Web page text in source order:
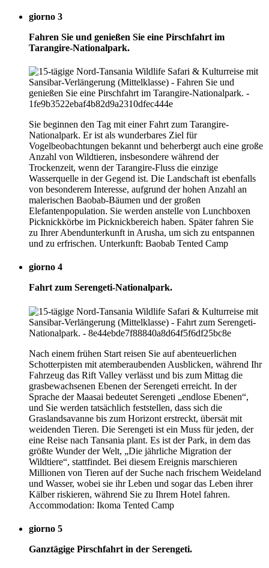
giorno 3
Fahren Sie und genießen Sie eine Pirschfahrt im
Tarangire-Nationalpark.
Sie beginnen den Tag mit einer Fahrt zum Tarangire-
Nationalpark. Er ist als wunderbares Ziel für
Vogelbeobachtungen bekannt und beherbergt auch eine große
Anzahl von Wildtieren, insbesondere während der
Trockenzeit, wenn der Tarangire-Fluss die einzige
Wasserquelle in der Gegend ist. Die Landschaft ist ebenfalls
von besonderem Interesse, aufgrund der hohen Anzahl an
malerischen Baobab-Bäumen und der großen
Elefantenpopulation. Sie werden anstelle von Lunchboxen
Picknickkörbe im Picknickbereich haben. Später fahren Sie
zu Ihrer Abendunterkunft in Arusha, um sich zu entspannen
und zu erfrischen. Unterkunft: Baobab Tented Camp
giorno 4
Fahrt zum Serengeti-Nationalpark.
Nach einem frühen Start reisen Sie auf abenteuerlichen
Schotterpisten mit atemberaubenden Ausblicken, während Ihr
Fahrzeug das Rift Valley verlässt und bis zum Mittag die
grasbewachsenen Ebenen der Serengeti erreicht. In der
Sprache der Maasai bedeutet Serengeti „endlose Ebenen“,
und Sie werden tatsächlich feststellen, dass sich die
Graslandsavanne bis zum Horizont erstreckt, übersät mit
weidenden Tieren. Die Serengeti ist ein Muss für jeden, der
eine Reise nach Tansania plant. Es ist der Park, in dem das
größte Wunder der Welt, „Die jährliche Migration der
Wildtiere“, stattfindet. Bei diesem Ereignis marschieren
Millionen von Tieren auf der Suche nach frischem Weideland
und Wasser, wobei sie ihr Leben und sogar das Leben ihrer
Kälber riskieren, während Sie zu Ihrem Hotel fahren.
Accommodation: Ikoma Tented Camp
giorno 5
Ganztägige Pirschfahrt in der Serengeti.